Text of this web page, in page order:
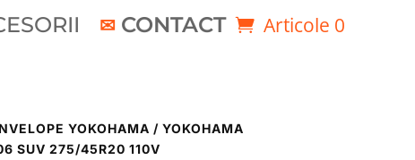
CONTACT Articole 0
YOKOHAMA / YOKOHAMA
SUV 275/45R20 110V